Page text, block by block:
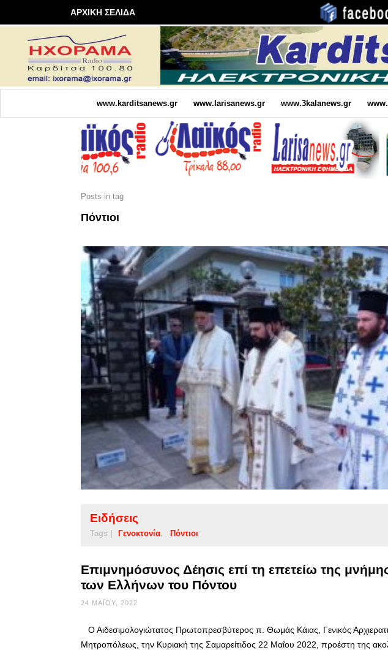
ΑΡΧΙΚΗ ΣΕΛΙΔΑ
www.karditsanews.gr www.larisanews.gr www.3kalanews.gr
Posts in tag
Πόντιοι
Ειδήσεις
Tags | Γενοκτονία Πόντιοι
Επιμνημόσυνος Δέησις επί τη επετείω της
των Ελλήνων του Πόντου
24 ΜΑΪ́ΟΥ, 2022
Ο Αιδεσιμολογιώτατος Πρωτοπρεσβύτερος π. Θωμάς Κάιας, Γενικός
Μητροπόλεως, την Κυριακή της Σαμαρείτιδος 22 Μαΐου 2022, προέστη της